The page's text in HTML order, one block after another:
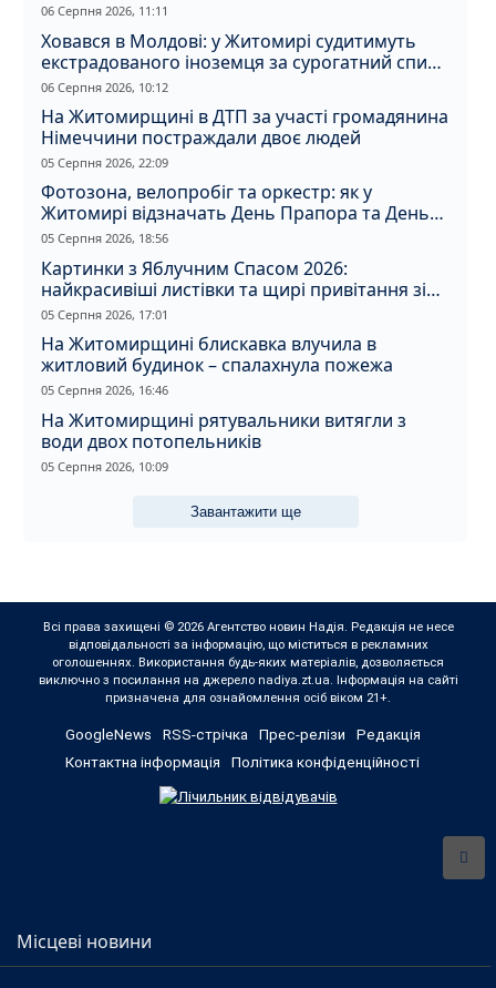
06 Серпня 2026, 11:11
Ховався в Молдові: у Житомирі судитимуть
екстрадованого іноземця за сурогатний спирт
і відмивання грошей
06 Серпня 2026, 10:12
На Житомирщині в ДТП за участі громадянина
Німеччини постраждали двоє людей
05 Серпня 2026, 22:09
Фотозона, велопробіг та оркестр: як у
Житомирі відзначать День Прапора та День
Незалежності
05 Серпня 2026, 18:56
Картинки з Яблучним Спасом 2026:
найкрасивіші листівки та щирі привітання зі
святом
05 Серпня 2026, 17:01
На Житомирщині блискавка влучила в
житловий будинок – спалахнула пожежа
05 Серпня 2026, 16:46
На Житомирщині рятувальники витягли з
води двох потопельників
05 Серпня 2026, 10:09
Завантажити ще
Всі права захищені © 2026 Агентство новин Надія. Редакція не несе
відповідальності за інформацію, що міститься в рекламних
оголошеннях. Використання будь-яких матеріалів, дозволяється
виключно з посилання на джерело nadiya.zt.ua. Інформація на сайті
призначена для ознайомлення осіб віком 21+.
GoogleNews RSS-стрічка Прес-релізи
Редакція
Контактна інформація
Політика конфіденційності
Місцеві новини